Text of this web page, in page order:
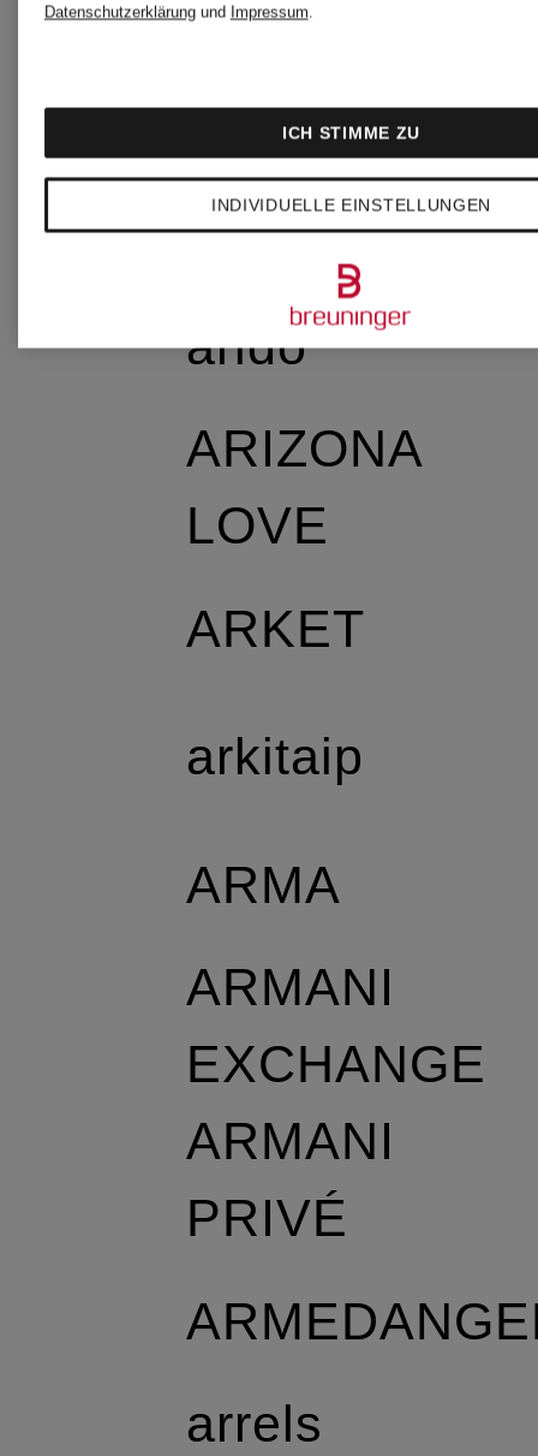
arena
arido
ARIZONA
LOVE
ARKET
arkitaip
ARMA
ARMANI
EXCHANGE
ARMANI
PRIVÉ
arrels
Datenschutzerklärungund Impressum.
INDIVIDUELLE EINSTELLUNGEN
ICH STIMME ZU